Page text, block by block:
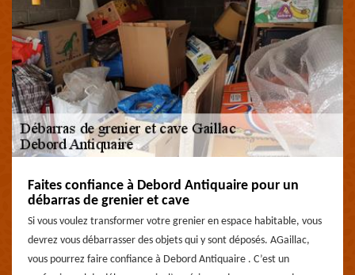
Faites confiance à Debord Antiquaire pour un
débarras de grenier et cave
Si vous voulez transformer votre grenier en espace habitable, vous
devrez vous débarrasser des objets qui y sont déposés. AGaillac,
vous pourrez faire confiance à Debord Antiquaire . C’est un